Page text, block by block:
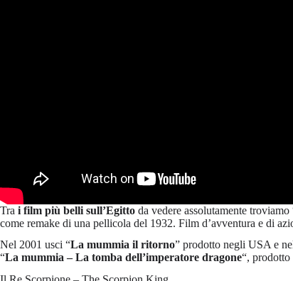
Tra i film più belli sull’Egitto da vedere assolutamente troviamo
come remake di una pellicola del 1932. Film d’avventura e di
Nel 2001 usci “La mummia il ritorno” prodotto negli USA e
“La mummia – La tomba dell’imperatore dragone“,